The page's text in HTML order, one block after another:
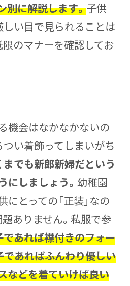
別に解説します。子供
しい目で見られることは
限のマナーを確認してお
機会はなかなかないの
つい着飾ってしまいがち
でも新郎新婦だという
にしましょう。 幼稚園
とっての「正装」なの
ありません。私服で参
であれば襟付きのフォー
であればふんわり優しい
などを着ていけば良い